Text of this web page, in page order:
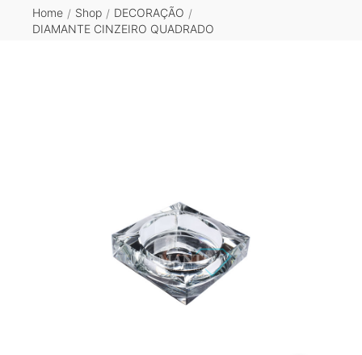
Home / Shop / DECORAÇÃO /
DIAMANTE CINZEIRO QUADRADO